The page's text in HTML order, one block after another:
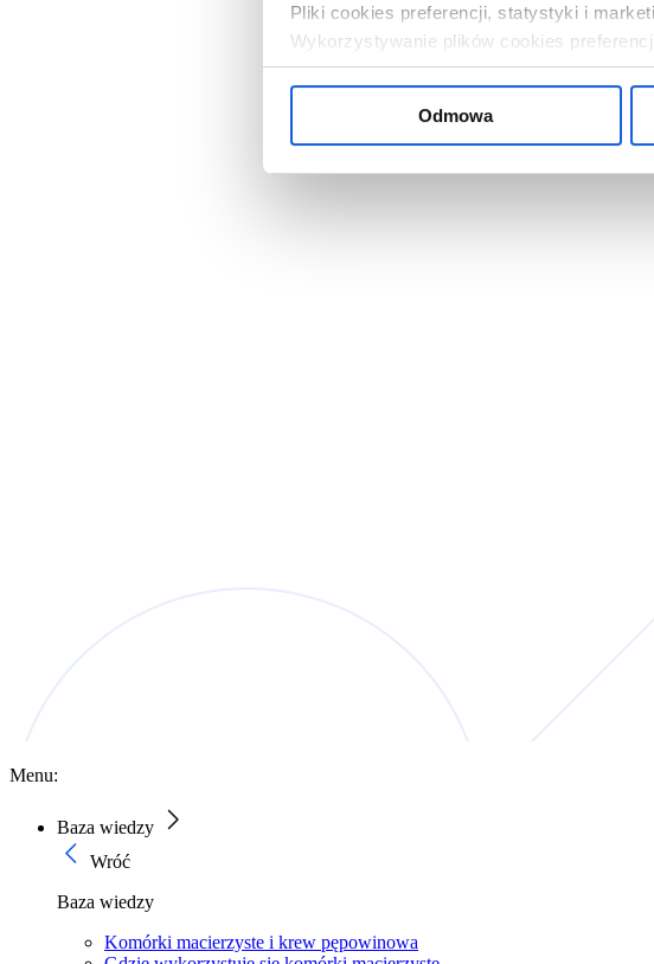
Pliki cookies preferencji, statystyki i
Wykorzystywanie plików cookies
zgoda.
Jeżeli zgadza się Pani / Pan, abyśmy
Odmowa
Menu:
Baza wiedzy
Wróć
Baza wiedzy
Komórki macierzyste i krew pępowinowa